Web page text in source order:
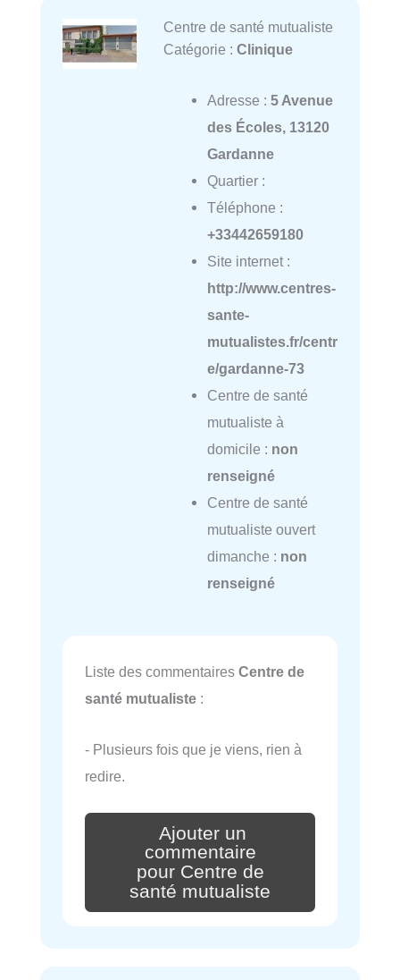
Centre de santé mutualiste
Catégorie : Clinique
Adresse : 5 Avenue
des Écoles, 13120
Gardanne
Quartier :
Téléphone :
+33442659180
Site internet :
http://www.centres-
sante-
mutualistes.fr/centr
e/gardanne-73
Centre de santé
mutualiste à
domicile : non
renseigné
Centre de santé
mutualiste ouvert
dimanche : non
renseigné
Liste des commentaires Centre de
santé mutualiste :
- Plusieurs fois que je viens, rien à
redire.
Ajouter un
commentaire
pour Centre de
santé mutualiste